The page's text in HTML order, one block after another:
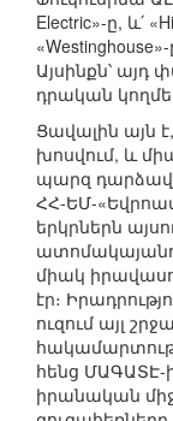
Electric»-ը, և՛
Այսինքն՝ այդ
դրական
Ցավալին այն
խոսվում, և
պարզ
ՀՀ-ԵՄ-
երկրներն
միակ
էր։
ուզում այլ
հենց ՄԱԳԱՏԷ-ի
իրանական